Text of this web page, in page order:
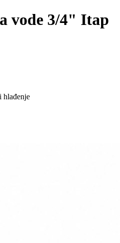
vode 3/4" Itap
hlađenje